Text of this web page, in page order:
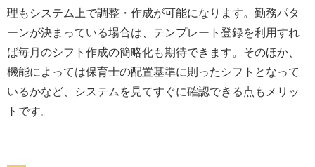
理もシステム上で調整・作成が可能になります。勤務パタ
ーンが決まっている場合は、テンプレート登録を利用すれ
ば毎月のシフト作成の簡略化も期待できます。そのほか、
機能によっては保育士の配置基準に則ったシフトとなって
いるかなど、システムを見てすぐに確認できる点もメリッ
トです。